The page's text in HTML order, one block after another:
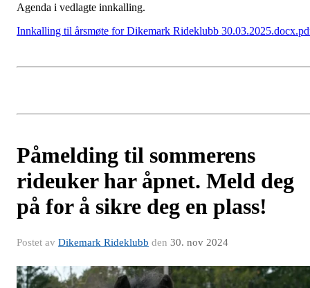
Agenda i vedlagte innkalling.
Innkalling til årsmøte for Dikemark Rideklubb
Påmelding til sommerens
rideuker har åpnet. Meld deg
på for å sikre deg en plass!
Postet av Dikemark Rideklubb den 30. nov 2024